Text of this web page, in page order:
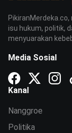
isu hukum, politik,
menyuarakan
Media Sosial
Kanal
Nanggroe
Politika